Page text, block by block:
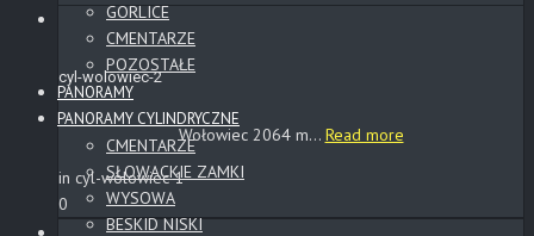
GORLICE
CMENTARZE
POZOSTAŁE
PANORAMY
PANORAMY CYLINDRYCZNE
CMENTARZE
SŁOWACKIE ZAMKI
WYSOWA
BESKID NISKI
cyl-wolowiec-2
Wołowiec 2064 m... Read more
in cyl-wolowiec-1
0